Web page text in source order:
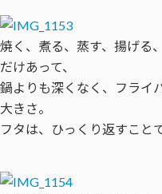
焼く、煮る、蒸す、揚げる
だけあって、
鍋よりも深くなく、フライ
大きさ。
フタは、ひっくり返すこと